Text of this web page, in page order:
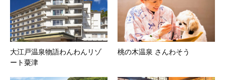
大江戸温泉物語わんわんリゾ
ート粟津
桃の木温泉 さんわそう